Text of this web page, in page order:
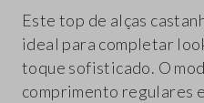
Este top de alças
ideal para completar
toque sofisticado. O
comprimento regulares